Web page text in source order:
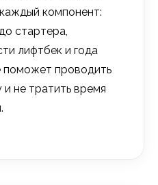
компонент:
стартера,
лифтбек и года
поможет проводить
не тратить время